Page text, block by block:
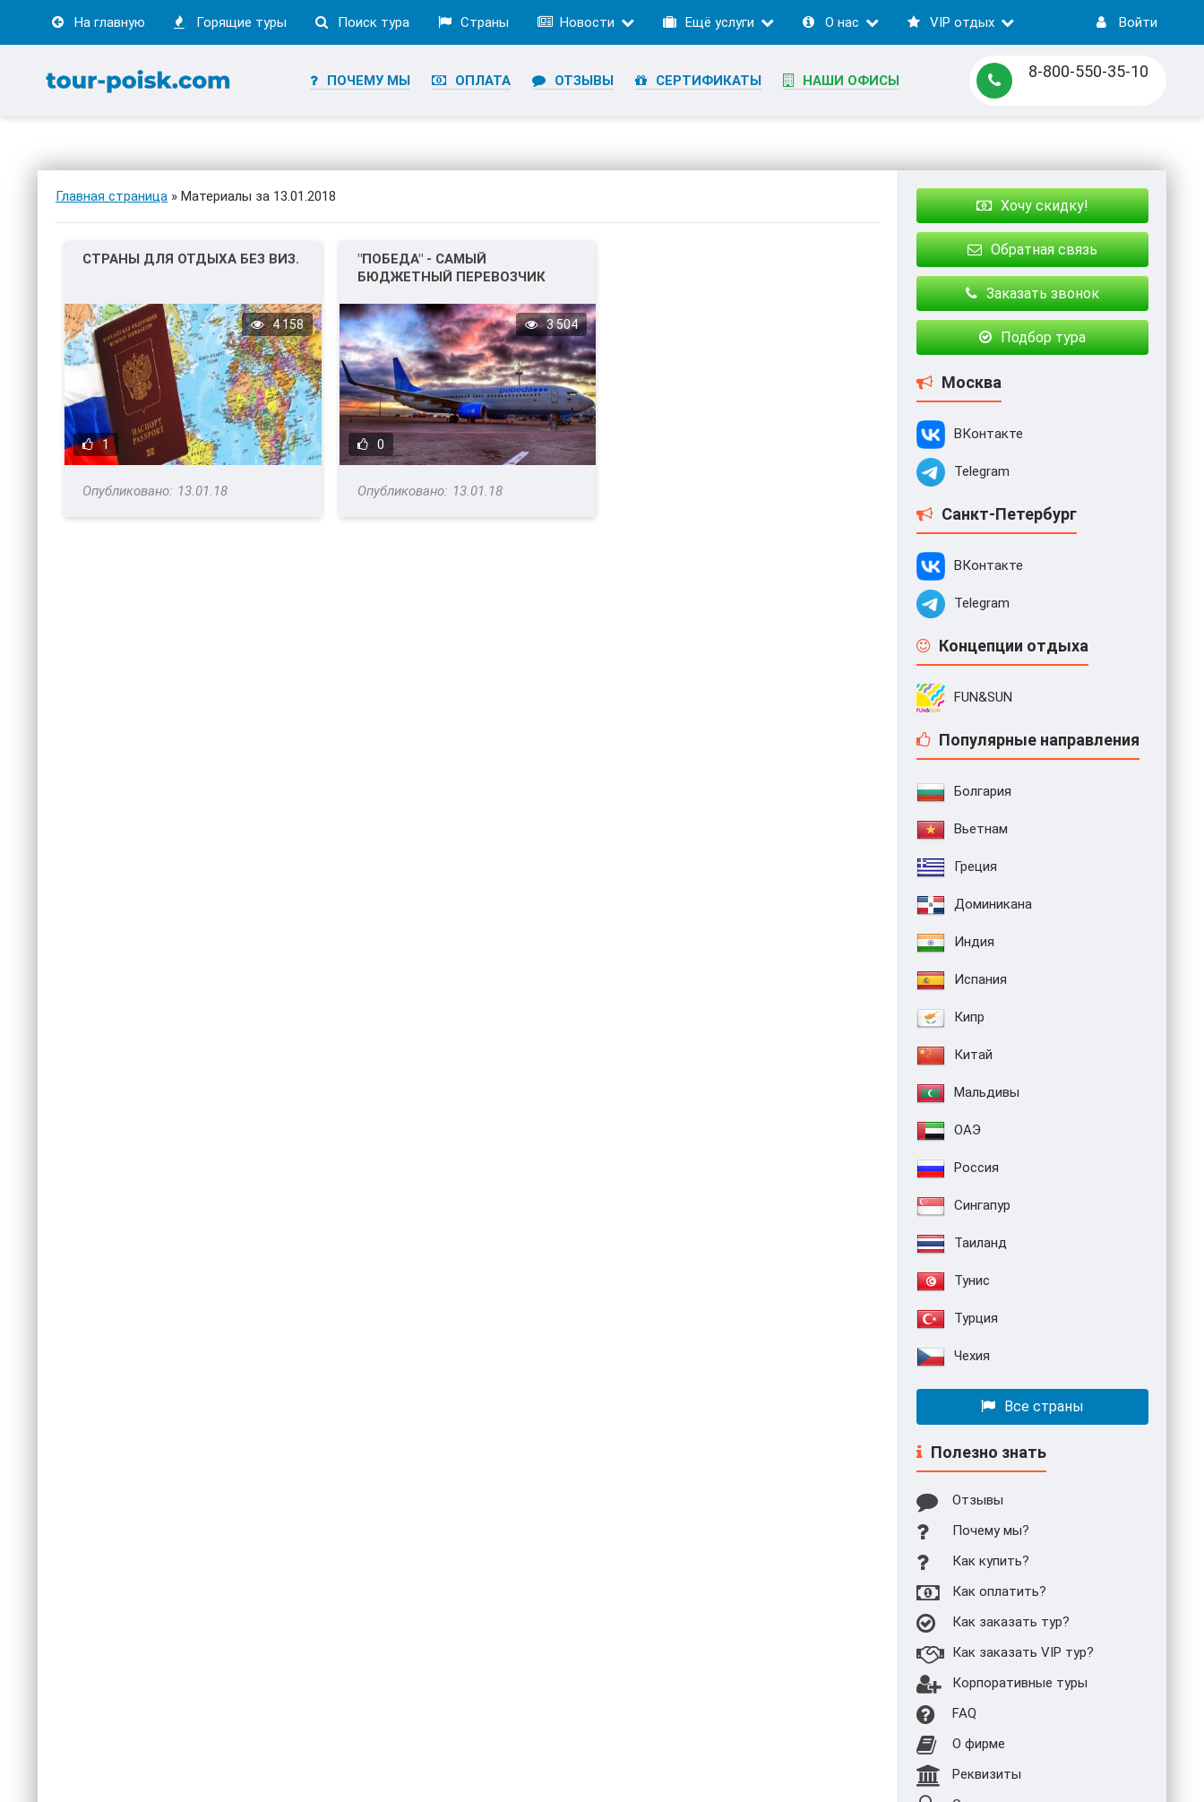
На главную Горящие туры Поиск тура Страны Новости Ещё услуги О нас VIP отдых Войти
ПОЧЕМУ МЫ ОПЛАТА ОТЗЫВЫ СЕРТИФИКАТЫ НАШИ ОФИСЫ 8-800-550-35-10
Главная страница » Материалы за 13.01.2018
СТРАНЫ ДЛЯ ОТДЫХА БЕЗ ВИЗ.
1
4 158
13.01.18
"ПОБЕДА" - САМЫЙ
БЮДЖЕТНЫЙ ПЕРЕВОЗЧИК
0
3 504
13.01.18
Хочу скидку!
Обратная связь
Заказать звонок
Подбор тура
Москва
ВКонтакте
Telegram
Санкт-Петербург
ВКонтакте
Telegram
Концепции отдыха
FUN&SUN
Популярные направления
Болгария
Вьетнам
Греция
Доминикана
Индия
Испания
Кипр
Китай
Мальдивы
ОАЭ
Россия
Сингапур
Таиланд
Тунис
Турция
Чехия
Все страны
Полезно знать
Отзывы
Почему мы?
Как купить?
Как оплатить?
Как заказать тур?
Как заказать VIP тур?
Корпоративные туры
FAQ
О фирме
Реквизиты